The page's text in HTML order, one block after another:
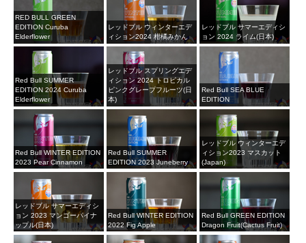
RED BULL GREEN
EDITION Curuba
Elderflower
レッドブル ウィンターエデ
ィション2024 柑橘みかん
レッドブル サマーエディシ
ョン 2024 ライム(日本)
Red Bull SUMMER
EDITION 2024 Curuba
Elderflower
レッドブル スプリングエデ
ィション 2024 トロピカル
ピンクグレープフルーツ(日
本)
Red Bull SEA BLUE
EDITION
Red Bull WINTER EDITION
2023 Pear Cinnamon
Red Bull SUMMER
EDITION 2023 Juneberry
レッドブル ウィンターエデ
ィション2023 マスカット
(Japan)
レッドブル サマーエディシ
ョン 2023 マンゴーパイナ
ップル(日本)
Red Bull WINTER EDITION
2022 Fig Apple
Red Bull GREEN EDITION
Dragon Fruit(Cactus Fruit)